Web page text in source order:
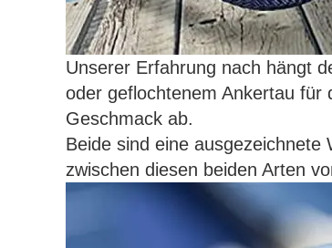
Unserer Erfahrung nach hängt
oder geflochtenem Ankertau für
Geschmack ab.
Beide sind eine ausgezeichnete
zwischen diesen beiden Arten